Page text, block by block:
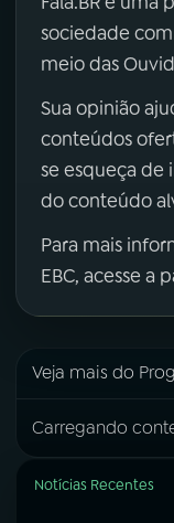
sociedade
meio das
Sua opinião
conteúdos
se esqueça de
do conteúdo
Para mais
EBC, acesse a
Veja mais do
Carregando
Notícias Recentes